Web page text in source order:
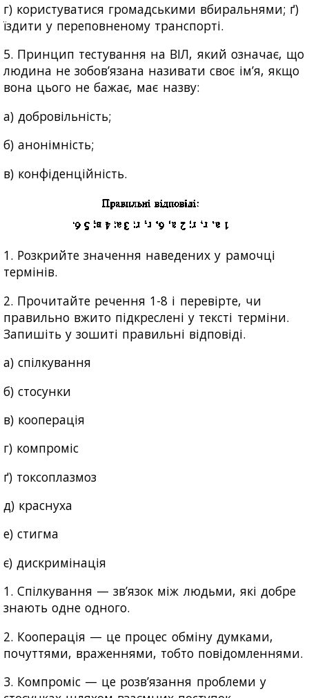
г) користуватися громадськими вбиральнями; ґ)
їздити у переповненому транспорті.
5. Принцип тестування на ВІЛ, який означає, що
людина не зобов’язана називати своє ім’я, якщо
вона цього не бажає, має назву:
а) добровільність;
б) анонімність;
в) конфіденційність.
1. Розкрийте значення наведених у рамочці
термінів.
2. Прочитайте речення 1-8 і перевірте, чи
правильно вжито підкреслені у тексті терміни.
Запишіть у зошиті правильні відповіді.
а) спілкування
б) стосунки
в) кооперація
г) компроміс
ґ) токсоплазмоз
д) краснуха
е) стигма
є) дискримінація
1. Спілкування — зв’язок між людьми, які добре
знають одне одного.
2. Кооперація — це процес обміну думками,
почуттями, враженнями, тобто повідомленнями.
3. Компроміс — це розв’язання проблеми у